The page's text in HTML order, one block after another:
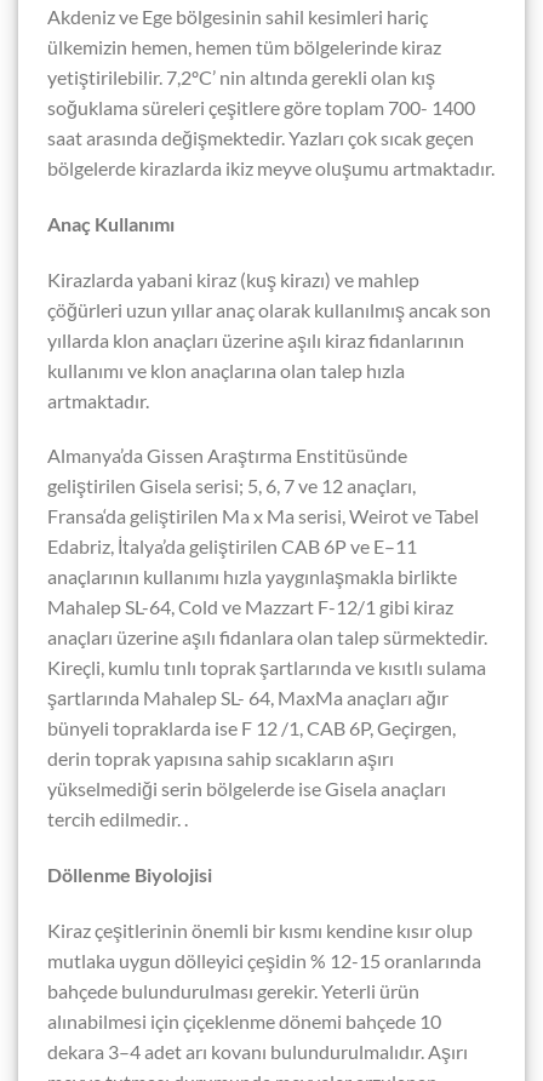
Akdeniz ve Ege bölgesinin sahil kesimleri hariç
ülkemizin hemen, hemen tüm bölgelerinde kiraz
yetiştirilebilir. 7,2ºC’ nin altında gerekli olan kış
soğuklama süreleri çeşitlere göre toplam 700- 1400
saat arasında değişmektedir. Yazları çok sıcak geçen
bölgelerde kirazlarda ikiz meyve oluşumu artmaktadır.
Anaç Kullanımı
Kirazlarda yabani kiraz (kuş kirazı) ve mahlep
çöğürleri uzun yıllar anaç olarak kullanılmış ancak son
yıllarda klon anaçları üzerine aşılı kiraz fidanlarının
kullanımı ve klon anaçlarına olan talep hızla
artmaktadır.
Almanya’da Gissen Araştırma Enstitüsünde
geliştirilen Gisela serisi; 5, 6, 7 ve 12 anaçları,
Fransa‘da geliştirilen Ma x Ma serisi, Weirot ve Tabel
Edabriz, İtalya’da geliştirilen CAB 6P ve E–11
anaçlarının kullanımı hızla yaygınlaşmakla birlikte
Mahalep SL-64, Cold ve Mazzart F-12/1 gibi kiraz
anaçları üzerine aşılı fidanlara olan talep sürmektedir.
Kireçli, kumlu tınlı toprak şartlarında ve kısıtlı sulama
şartlarında Mahalep SL- 64, MaxMa anaçları ağır
bünyeli topraklarda ise F 12 /1, CAB 6P, Geçirgen,
derin toprak yapısına sahip sıcakların aşırı
yükselmediği serin bölgelerde ise Gisela anaçları
tercih edilmedir. .
Döllenme Biyolojisi
Kiraz çeşitlerinin önemli bir kısmı kendine kısır olup
mutlaka uygun dölleyici çeşidin % 12-15 oranlarında
bahçede bulundurulması gerekir. Yeterli ürün
alınabilmesi için çiçeklenme dönemi bahçede 10
dekara 3–4 adet arı kovanı bulundurulmalıdır. Aşırı